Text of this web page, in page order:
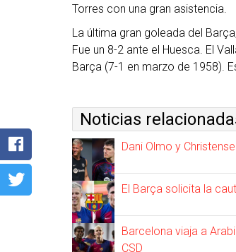
Torres con una gran asistencia.
La última gran goleada del
Fue un 8-2 ante el Huesca. El
Barça (7-1 en marzo de 1958).
Noticias
Dani Olmo y
El Barça solicita la
Barcelona viaja a
CSD